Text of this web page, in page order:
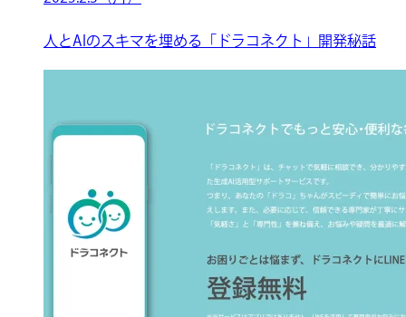
人とAIのスキマを埋める「ドラコネクト」開発秘話